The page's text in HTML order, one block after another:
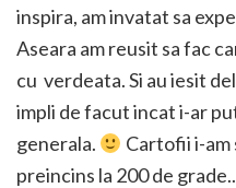
inspira, am invatat sa
Aseara am reusit sa fac
cu verdeata. Si au iesit
impli de facut incat i-ar
generala.
Cartofii i-am
preincins la 200 de